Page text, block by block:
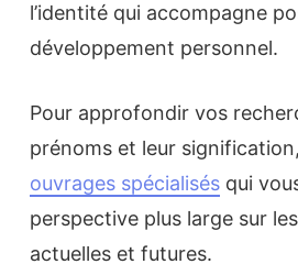
l’identité qui accompagne
développement personnel.
Pour approfondir vos
prénoms et leur
ouvrages spécialisés qui
perspective plus large sur
actuelles et futures.